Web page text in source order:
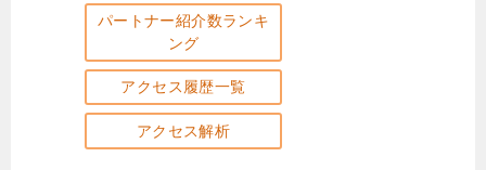
パートナー紹介数ランキ
ング
アクセス履歴一覧
アクセス解析